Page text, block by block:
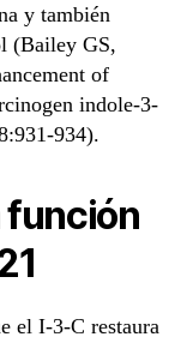
y también
(Bailey GS,
of
indole-3-
934).
función
el I-3-C restaura